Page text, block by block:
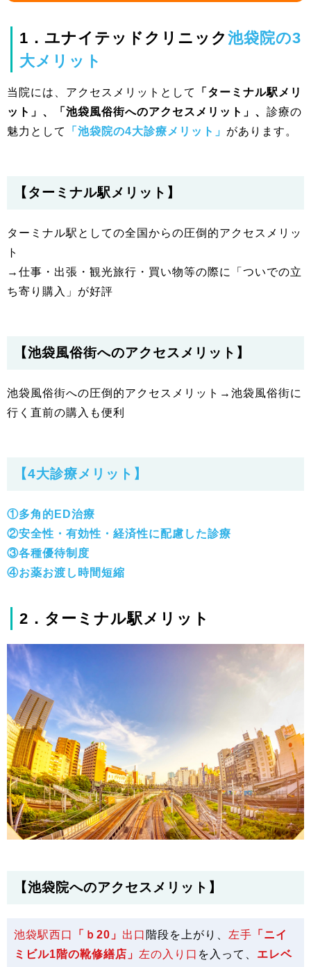
1．ユナイテッドクリニック 池袋院の3
大メリット
当院には、アクセスメリットとして
「ターミナル駅メリ
ット」、「池袋風俗街へのアクセスメリット」、 診療の
魅力として
「池袋院の4大診療メリット」 があります。
【ターミナル駅メリット】
ターミナル駅としての全国からの圧倒的アクセスメリッ
ト
→仕事・出張・観光旅行・買い物等の際に「ついでの立
ち寄り購入」が好評
【池袋風俗街へのアクセスメリット】
池袋風俗街への圧倒的アクセスメリット→池袋風俗街に
行く直前の購入も便利
【4大診療メリット】
①多角的ED治療
②安全性・有効性・経済性に配慮した診療
③各種優待制度
④お薬お渡し時間短縮
2．ターミナル駅メリット
【池袋院へのアクセスメリット】
池袋駅西口 「ｂ20」 出口 階段を上がり、 左手 「ニイ
ミビル1階の靴修繕店」 左の入り口 を入って、 エレベ